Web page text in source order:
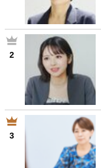
2
3